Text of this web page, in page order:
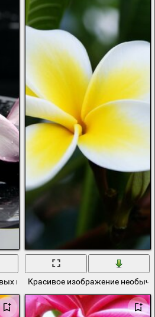
цветов на мокрой поверхности
Красивое изображение